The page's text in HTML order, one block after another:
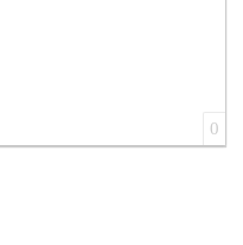
0